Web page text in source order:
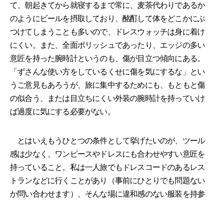
て、朝起きてから就寝するまで常に、麦茶代わりであるか
のようにビールを摂取しており、酩酊して体をどこかにぶ
つけてしまうことも多いので、ドレスウォッチは身に着け
にくい。また、全面ポリッシュであったり、エッジの多い
意匠を持った腕時計というのも、傷が目立つ傾向にある。
「ずさんな使い方をしているくせに傷を気にするな」とい
うご意見もあろうが、旅に集中するためにも、もともと傷
の似合う、または目立ちにくい外装の腕時計を持っていけ
ば過度に気にする必要がない。
とはいえもうひとつの条件として挙げたいのが、ツール
感は少なく、ワンピースやドレスにも合わせやすい意匠を
持っていること。私は一人旅でもドレスコードのあるレス
トランなどに行くことがあり（事前にひとりでも問題ない
か問い合わせます）、そんな場に違和感のない服装を持参